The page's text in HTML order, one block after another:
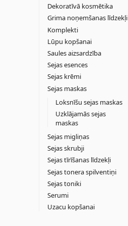
Dekoratīvā kosmētika
Grima noņemšanas līdzekļi
Komplekti
Lūpu kopšanai
Saules aizsardzība
Sejas esences
Sejas krēmi
Sejas maskas
Loksnīšu sejas maskas
Uzklājamās sejas
maskas
Sejas migliņas
Sejas skrubji
Sejas tīrīšanas līdzekļi
Sejas tonera spilventiņi
Sejas toniki
Serumi
Uzacu kopšanai